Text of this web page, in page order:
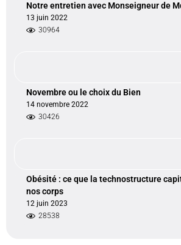
Notre entretien avec Monseigneur de
13 juin 2022
30964
Novembre ou le choix du Bien
14 novembre 2022
30426
Obésité : ce que la technostructure
nos corps
12 juin 2023
28538